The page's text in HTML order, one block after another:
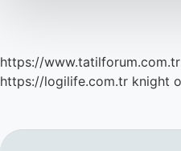
https://www.tatilforum.com.tr
https://logilife.com.tr knight